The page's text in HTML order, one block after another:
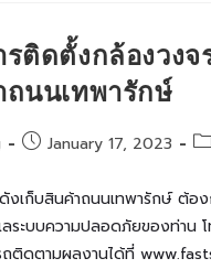
หมู่บ้าน
มัณฑนา
บางนา
ติดตั้งกล้องวงจ
ถนนเทพารักษ์
PostJanuary 17, 2023
เก็บสินค้าถนนเทพารักษ์ ต้อง
ระบบความปลอดภัยของท่าน
ถติดตามผลงานได้ที่